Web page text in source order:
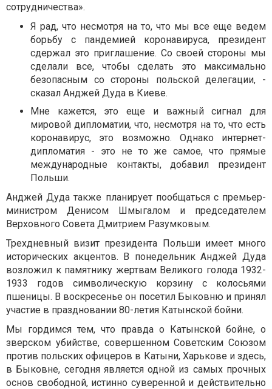
сотрудничества».
Я рад, что несмотря на то, что мы все еще ведем
борьбу с пандемией коронавируса, президент
сдержал это приглашение. Со своей стороны мы
сделали все, чтобы сделать это максимально
безопасным со стороны польской делегации, -
сказал Анджей Дуда в Киеве.
Мне кажется, это еще и важный сигнал для
мировой дипломатии, что, несмотря на то, что есть
коронавирус, это возможно. Однако интернет-
дипломатия - это не то же самое, что прямые
международные контакты, добавил президент
Польши.
Анджей Дуда также планирует пообщаться с премьер-
министром Денисом Шмыгалом и председателем
Верховного Совета Дмитрием Разумковым.
Трехдневный визит президента Польши имеет много
исторических акцентов. В понедельник Анджей Дуда
возложил к памятнику жертвам Великого голода 1932-
1933 годов символическую корзину с колосьями
пшеницы. В воскресенье он посетил Быковню и принял
участие в праздновании 80-летия Катынской бойни.
Мы гордимся тем, что правда о Катынской бойне, о
зверском убийстве, совершенном Советским Союзом
против польских офицеров в Катыни, Харькове и здесь,
в Быковне, сегодня является одной из самых прочных
основ свободной, истинно суверенной и действительно